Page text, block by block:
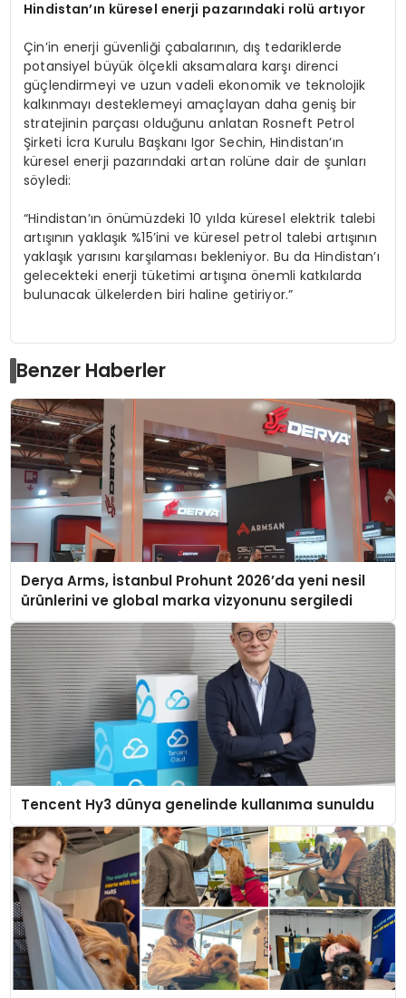
Hindistan’ın küresel enerji pazarındaki rolü artıyor
Çin’in enerji güvenliği çabalarının, dış tedariklerde
potansiyel büyük ölçekli aksamalara karşı direnci
güçlendirmeyi ve uzun vadeli ekonomik ve teknolojik
kalkınmayı desteklemeyi amaçlayan daha geniş bir
stratejinin parçası olduğunu anlatan Rosneft Petrol
Şirketi İcra Kurulu Başkanı Igor Sechin, Hindistan’ın
küresel enerji pazarındaki artan rolüne dair de şunları
söyledi:
“Hindistan’ın önümüzdeki 10 yılda küresel elektrik talebi
artışının yaklaşık %15’ini ve küresel petrol talebi artışının
yaklaşık yarısını karşılaması bekleniyor. Bu da Hindistan’ı
gelecekteki enerji tüketimi artışına önemli katkılarda
bulunacak ülkelerden biri haline getiriyor.”
Benzer Haberler
Derya Arms, İstanbul Prohunt 2026’da yeni nesil
ürünlerini ve global marka vizyonunu sergiledi
Tencent Hy3 dünya genelinde kullanıma sunuldu